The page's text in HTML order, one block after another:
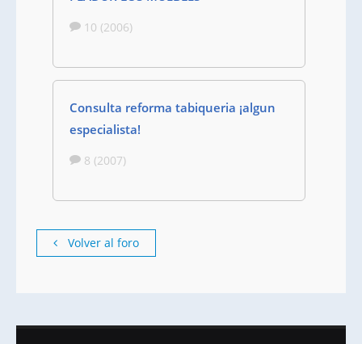
10 (2006)
Consulta reforma tabiqueria ¡algun
especialista!
8 (2007)
Volver al foro